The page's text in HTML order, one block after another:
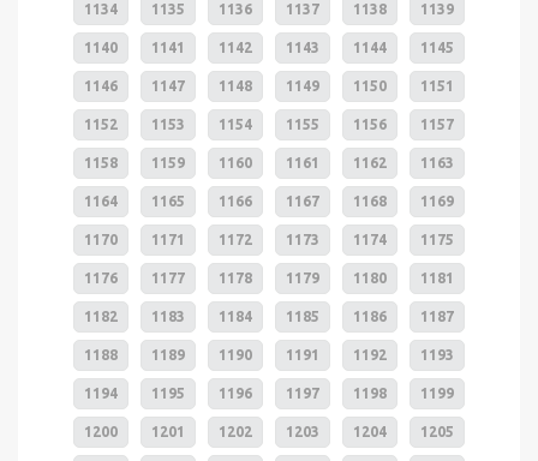
1134 1135 1136 1137 1138 1139
1140 1141 1142 1143 1144 1145
1146 1147 1148 1149 1150 1151
1152 1153 1154 1155 1156 1157
1158 1159 1160 1161 1162 1163
1164 1165 1166 1167 1168 1169
1170 1171 1172 1173 1174 1175
1176 1177 1178 1179 1180 1181
1182 1183 1184 1185 1186 1187
1188 1189 1190 1191 1192 1193
1194 1195 1196 1197 1198 1199
1200 1201 1202 1203 1204 1205